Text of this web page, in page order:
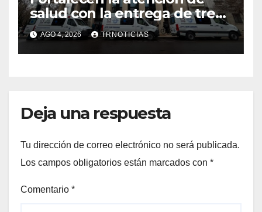
salud con la entrega de tres
nuevas ambulancias para
Cauquenes y Sagrada Familia
AGO 4, 2026 TRNOTICIAS
Deja una respuesta
Tu dirección de correo electrónico no será publicada.
Los campos obligatorios están marcados con *
Comentario *